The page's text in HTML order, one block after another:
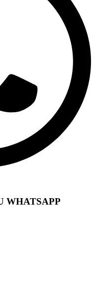
WHATSAPP